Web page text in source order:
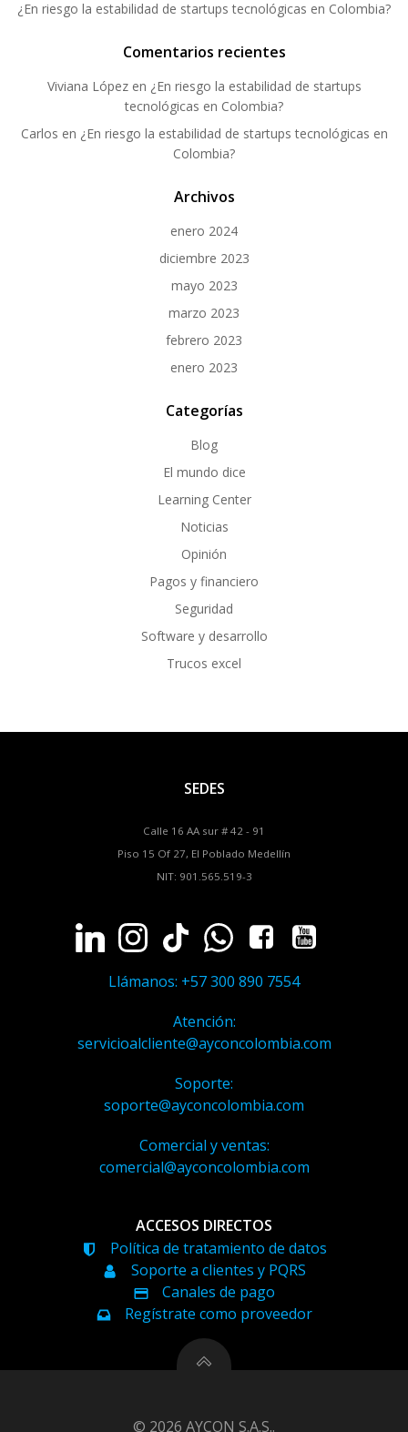
¿En riesgo la estabilidad de startups tecnológicas en Colombia?
Comentarios recientes
Viviana Lópezen ¿En riesgo la estabilidad de startups
tecnológicas en Colombia?
Carlos en ¿En riesgo la estabilidad de startups tecnológicas en
Colombia?
Archivos
enero 2024
diciembre 2023
mayo 2023
marzo 2023
febrero 2023
enero 2023
Categorías
Blog
El mundo dice
Learning Center
Noticias
Opinión
Pagos y financiero
Seguridad
Software y desarrollo
Trucos excel
SEDES
Calle 16 AA sur # 42 - 91
Piso 15 Of 27, El Poblado Medellín
NIT: 901.565.519-3
Llámanos: +57 300 890 7554
Atención:
servicioalcliente@ayconcolombia.com
Soporte:
soporte@ayconcolombia.com
Comercial y ventas:
comercial@ayconcolombia.com
ACCESOS DIRECTOS
Política de tratamiento de datos
Soporte a clientes y PQRS
Canales de pago
Regístrate como proveedor
© 2026 AYCON S.A.S..